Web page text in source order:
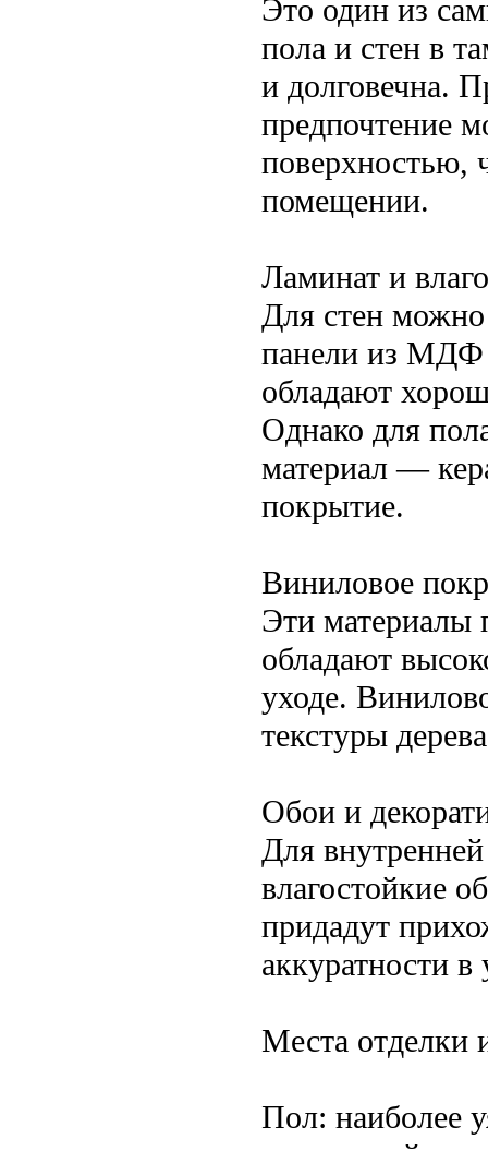
Это один из
пола и стен в
и долговечна.
предпочтение
поверхностью,
помещении.
Ламинат и
Для стен можно
панели из МДФ
обладают
Однако для
материал —
покрытие.
Виниловое
Эти материалы
обладают
уходе.
текстуры
Обои и
Для
влагостойкие
придадут
аккуратности в
Места отделки
Пол: наиболее